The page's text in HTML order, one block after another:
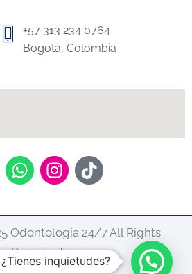
+57 313 234 0764
Bogotá, Colombia
W
h
t
s
a
p
I
n
t
a
g
r
T
i
t
o
k
Odontología 24/7 All Rights
Reserved
inquietudes?